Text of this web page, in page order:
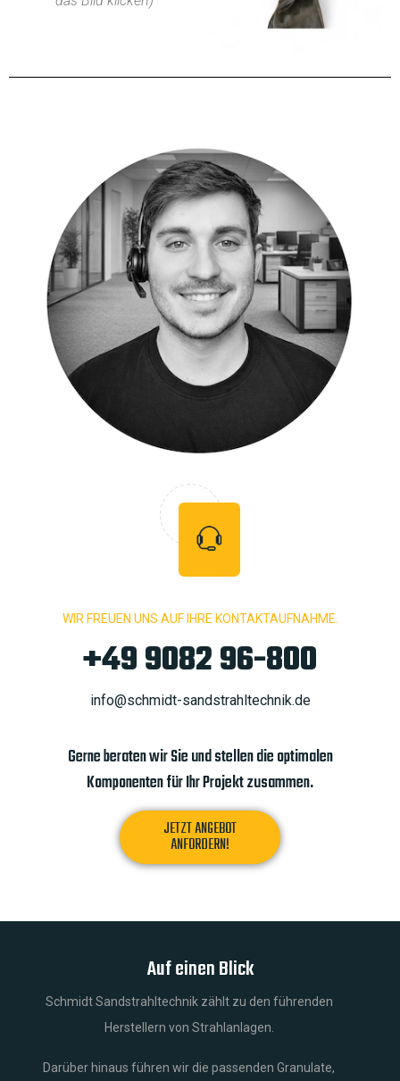
WIR FREUEN UNS AUF IHRE KONTAKTAUFNAHME.
+49 9082 96-800
info@schmidt-sandstrahltechnik.de
Gerne beraten wir Sie und stellen die optimalen
Komponenten für Ihr Projekt zusammen.
JETZT ANGEBOT
ANFORDERN!
Auf einen Blick
Schmidt Sandstrahltechnik zählt zu den führenden
Herstellern von Strahlanlagen.
Darüber hinaus führen wir die passenden Granulate,